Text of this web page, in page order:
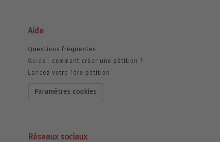
Aide
Questions fréquentes
Guide : comment créer une pétition ?
Lancez votre 1ère pétition
Paramètres cookies
Réseaux sociaux